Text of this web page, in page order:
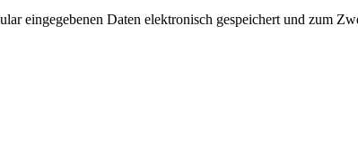
eingegebenen Daten elektronisch gespeichert und zum